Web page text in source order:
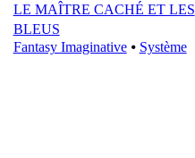
LE MAÎTRE CACHÉ ET LES
BLEUS
Fantasy Imaginative⦁ Système